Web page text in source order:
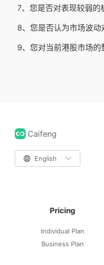
7、您是否对表现较弱的
8、您是否认为市场波动
9、您对当前港股市场的
Caifeng
 English 
Pricing
Individual Plan
Business Plan